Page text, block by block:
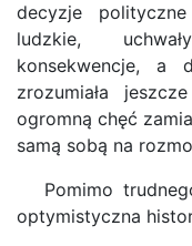
decyzje
ludzkie,
konsekwencje, a
zrozumiała
ogromną chęć
samą sobą na
Pomimo
optymistyczna